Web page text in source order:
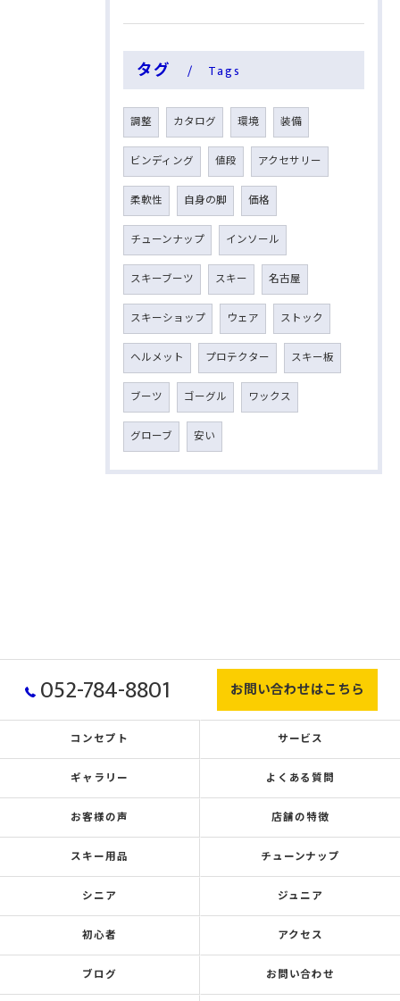
タグ Tags
調整 カタログ 環境 装備
ビンディング 値段 アクセサリー
柔軟性 自身の脚 価格
チューンナップ インソール
スキーブーツ スキー 名古屋
スキーショップ ウェア ストック
ヘルメット プロテクター スキー板
ブーツ ゴーグル ワックス
グローブ 安い
052-784-8801 お問い合わせはこちら
コンセプト サービス
ギャラリー よくある質問
お客様の声 店舗の特徴
スキー用品 チューンナップ
シニア ジュニア
初心者 アクセス
ブログ お問い合わせ